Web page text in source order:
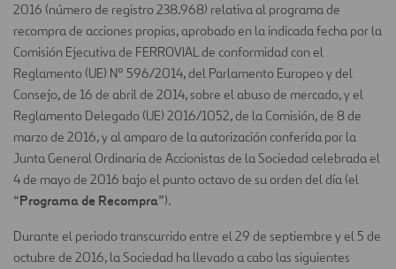
2016 (número de registro 238.968) relativa al programa de
recompra de acciones propias, aprobado en la indicada fecha por la
Comisión Ejecutiva de FERROVIAL de conformidad con el
Reglamento (UE) Nº 596/2014, del Parlamento Europeo y del
Consejo, de 16 de abril de 2014, sobre el abuso de mercado, y el
Reglamento Delegado (UE) 2016/1052, de la Comisión, de 8 de
marzo de 2016, y al amparo de la autorización conferida por la
Junta General Ordinaria de Accionistas de la Sociedad celebrada el
4 de mayo de 2016 bajo el punto octavo de su orden del día (el
“Programa de Recompra”).
Durante el periodo transcurrido entre el 29 de septiembre y el 5 de
octubre de 2016, la Sociedad ha llevado a cabo las siguientes